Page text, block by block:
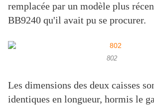
remplacée par un modèle plus
BB9240 qu'il avait pu se procurer.
802
Les dimensions des deux caisses
identiques en longueur, hormis le